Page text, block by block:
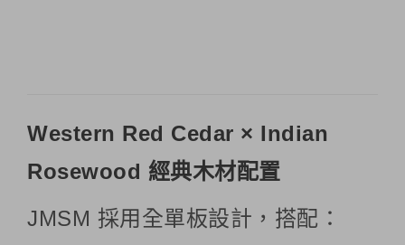
Western Red Cedar × Indian
Rosewood 經典木材配置
JMSM 採用全單板設計，搭配：